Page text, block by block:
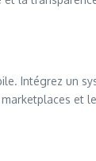
Intégrez un
et